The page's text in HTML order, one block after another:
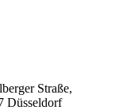
Straße,
Düsseldorf